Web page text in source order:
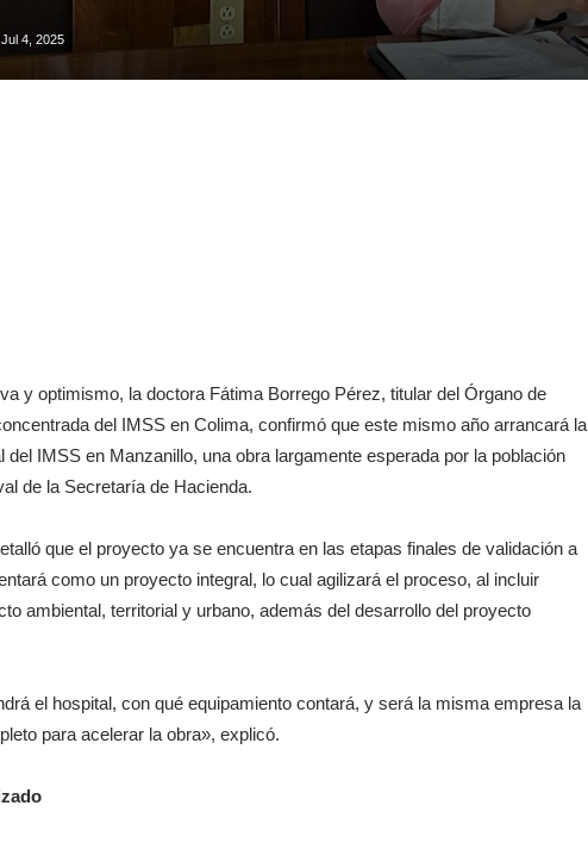
Jul 4, 2025
y optimismo, la doctora Fátima Borrego Pérez, titular del Órgano de
del IMSS en Colima, confirmó que este mismo año arrancará la
IMSS en Manzanillo, una obra largamente esperada por la población
de la Secretaría de Hacienda.
que el proyecto ya se encuentra en las etapas finales de validación a
como un proyecto integral, lo cual agilizará el proceso, al incluir
ambiental, territorial y urbano, además del desarrollo del proyecto
el hospital, con qué equipamiento contará, y será la misma empresa la
para acelerar la obra», explicó.